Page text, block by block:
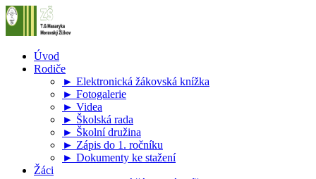
Úvod
Rodiče
► Elektronická žákovská knížka
► Fotogalerie
► Videa
► Školská rada
► Školní družina
► Zápis do 1. ročníku
► Dokumenty ke stažení
Žáci